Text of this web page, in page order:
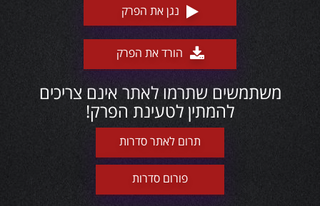
נגן את הפרק
הורד את הפרק
משתמשים שתרמו לאתר אינם צריכים
להמתין לטעינת הפרק!
תרום לאתר סדרות
פורום סדרות